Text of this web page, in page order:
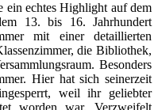
ein echtes Highlight auf dem
13. bis 16. Jahrhundert
mit einer detaillierten
die Bibliothek,
Besonders
Hier hat sich seinerzeit
weil ihr geliebter